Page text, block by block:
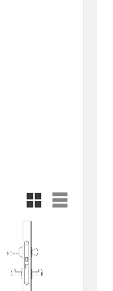
Rutnätsvy
Listvy